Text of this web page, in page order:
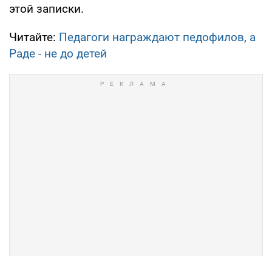
этой записки.
Читайте: Педагоги награждают педофилов, а
Раде - не до детей